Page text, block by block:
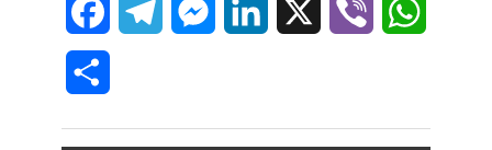
FacebookTelegramMessenger
LinkedIn Viber